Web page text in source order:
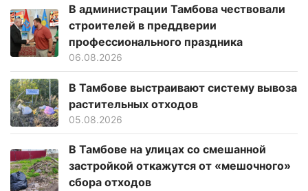
В администрации Тамбова чествовали
строителей в преддверии
профессионального праздника
06.08.2026
В Тамбове выстраивают систему вывоза
растительных отходов
05.08.2026
В Тамбове на улицах со смешанной
застройкой откажутся от «мешочного»
сбора отходов